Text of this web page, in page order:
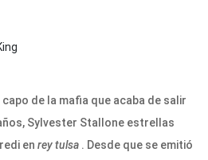
capo de la mafia que acaba de salir
Sylvester Stallone estrellas
en rey tulsa . Desde que se emitió